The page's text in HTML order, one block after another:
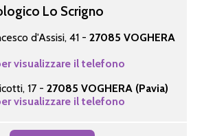
Lo Scrigno
d'Assisi, 41 - 27085 VOGHERA
visualizzare il telefono
17 - 27085 VOGHERA (Pavia)
visualizzare il telefono